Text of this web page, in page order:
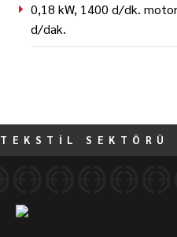
0,18 kW, 1400 d/dk.
d/dak.
TEKSTİL